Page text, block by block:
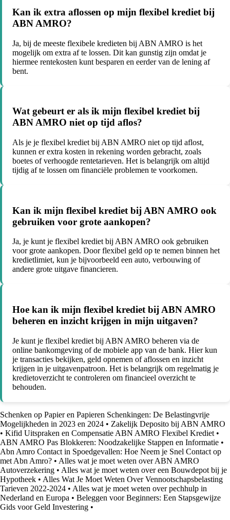
Kan ik extra aflossen op mijn flexibel krediet bij
ABN AMRO?
Ja, bij de meeste flexibele kredieten bij ABN AMRO is het
mogelijk om extra af te lossen. Dit kan gunstig zijn omdat je
hiermee rentekosten kunt besparen en eerder van de lening af
bent.
Wat gebeurt er als ik mijn flexibel krediet bij
ABN AMRO niet op tijd aflos?
Als je je flexibel krediet bij ABN AMRO niet op tijd aflost,
kunnen er extra kosten in rekening worden gebracht, zoals
boetes of verhoogde rentetarieven. Het is belangrijk om altijd
tijdig af te lossen om financiële problemen te voorkomen.
Kan ik mijn flexibel krediet bij ABN AMRO ook
gebruiken voor grote aankopen?
Ja, je kunt je flexibel krediet bij ABN AMRO ook gebruiken
voor grote aankopen. Door flexibel geld op te nemen binnen het
kredietlimiet, kun je bijvoorbeeld een auto, verbouwing of
andere grote uitgave financieren.
Hoe kan ik mijn flexibel krediet bij ABN AMRO
beheren en inzicht krijgen in mijn uitgaven?
Je kunt je flexibel krediet bij ABN AMRO beheren via de
online bankomgeving of de mobiele app van de bank. Hier kun
je transacties bekijken, geld opnemen of aflossen en inzicht
krijgen in je uitgavenpatroon. Het is belangrijk om regelmatig je
kredietoverzicht te controleren om financieel overzicht te
behouden.
Schenken op Papier en Papieren Schenkingen: De Belastingvrije
Mogelijkheden in 2023 en 2024 • Zakelijk Deposito bij ABN AMRO
• Kifid Uitspraken en Compensatie ABN AMRO Flexibel Krediet •
ABN AMRO Pas Blokkeren: Noodzakelijke Stappen en Informatie •
Abn Amro Contact in Spoedgevallen: Hoe Neem je Snel Contact op
met Abn Amro? • Alles wat je moet weten over ABN AMRO
Autoverzekering • Alles wat je moet weten over een Bouwdepot bij je
Hypotheek • Alles Wat Je Moet Weten Over Vennootschapsbelasting
Tarieven 2022-2024 • Alles wat je moet weten over pechhulp in
Nederland en Europa • Beleggen voor Beginners: Een Stapsgewijze
Gids voor Geld Investering •